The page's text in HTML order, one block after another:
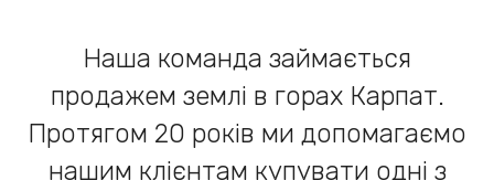
Наша команда займається
продажем землі в горах Карпат.
Протягом 20 років ми допомагаємо
нашим клієнтам купувати одні з